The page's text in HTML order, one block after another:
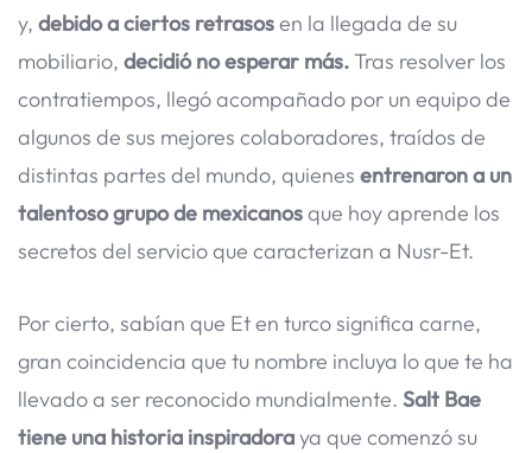
y, debido a ciertos retrasosen la llegada de su
mobiliario, decidió no esperar más.Tras resolver los
contratiempos, llegó acompañado por un equipo de
algunos de sus mejores colaboradores, traídos de
distintas partes del mundo, quienes entrenaron a un
talentoso grupo de mexicanosque hoy aprende los
secretos del servicio que caracterizan a Nusr-Et.
Por cierto, sabían que Et en turco significa carne,
gran coincidencia que tu nombre incluya lo que te ha
llevado a ser reconocido mundialmente. Salt Bae
tiene una historia inspiradoraya que comenzó su